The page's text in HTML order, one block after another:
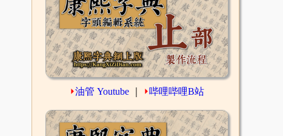
⏵油管 Youtube ⏵哔哩哔哩B站